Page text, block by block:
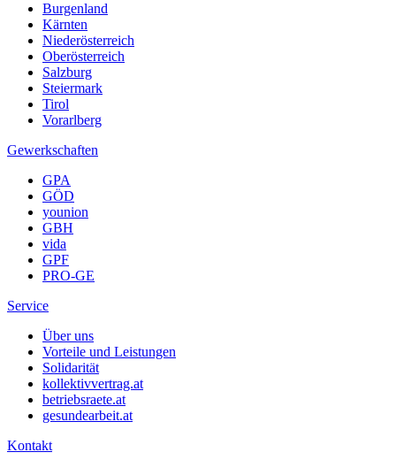
Burgenland
Kärnten
Niederösterreich
Oberösterreich
Salzburg
Steiermark
Tirol
Vorarlberg
Gewerkschaften
GPA
GÖD
younion
GBH
vida
GPF
PRO-GE
Service
Über uns
Vorteile und Leistungen
Solidarität
kollektivvertrag.at
betriebsraete.at
gesundearbeit.at
Kontakt